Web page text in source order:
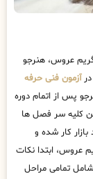
عروس، هنرجو
درآزمون فنی حرفه
پس از اتمام دوره
کلیه سر فصل ها
کار شده و
عروس، ابتدا نکات
تمامی مراحل